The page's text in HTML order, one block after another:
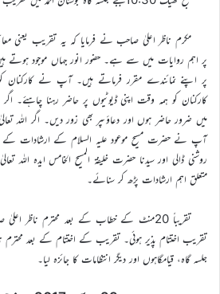
مکرم ناظر اعلیٰ صاحب نے فرمایا کہ یہ تقریب یعنی
پر اہم روایات میں سے ہے۔ حضور انور جہاں موجود ہوتے ہیں
پر اپنے نمائندے مقرر فرماتے ہیں۔ آپ نے کارکنان
کارکنان کو ہمہ وقت اپنی ڈیوٹیوں پر حاضر رہنا چاہئے۔
میں ضرور حاضر ہوں اور دعاؤںپر بھی زور دیں۔ اگر اللہ
آپ نے حضرت مسیح موعود علیہ السلام کے ارشادات کے
روشنی ڈالی اور سیدنا حضرت خلیفۃ المسیح الخامس ایدہ اللہ
متعلق اہم ارشادات پڑھ کر سنائے۔
تقریباً 20منٹ کے خطاب کے بعد محترم ناظر
تقریب اختتام پذیر ہوئی۔ تقریب کے اختتام کے بعد
جلسہ گاہ، قیامگاہوں اور دیگر انتظامات کا جائزہ لیا۔